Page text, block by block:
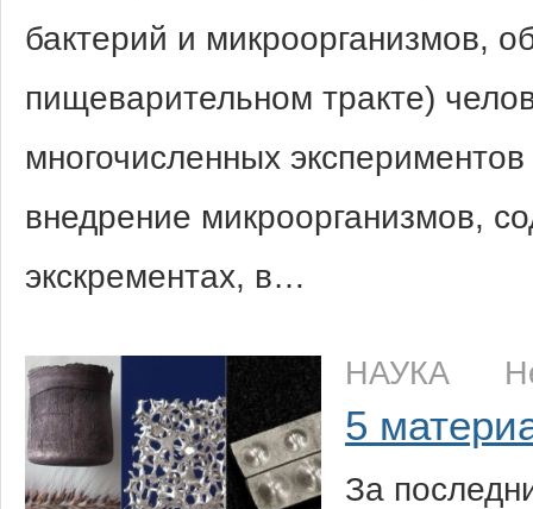
бактерий и микроорганизмов,
пищеварительном тракте)
многочисленных
внедрение микроорганизмов,
экскрементах, в…
НАУКА
5
За